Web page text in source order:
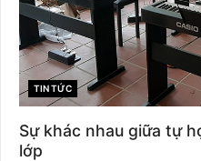
CATEGORIES
TIN TỨC
Sự khác nhau giữa tự
lớp